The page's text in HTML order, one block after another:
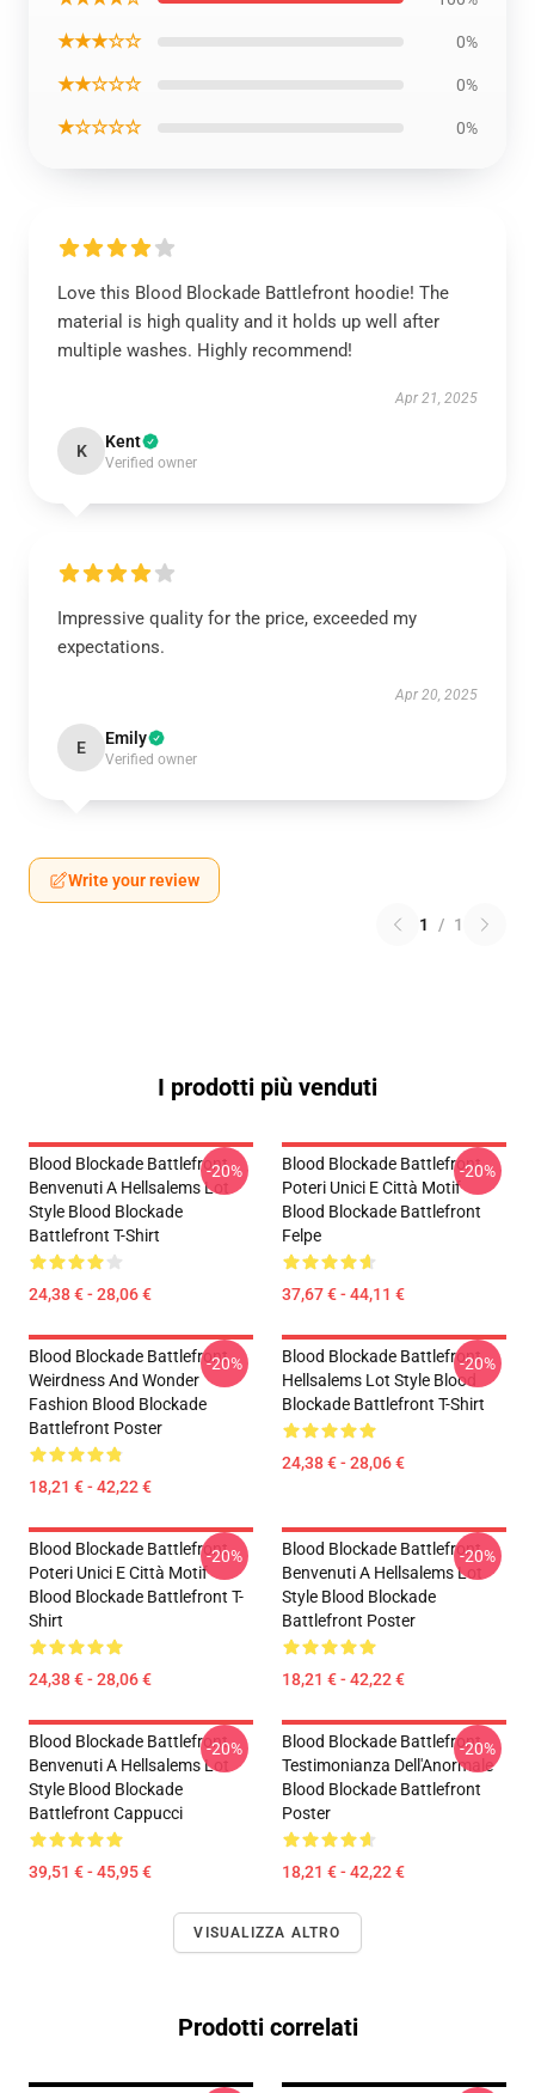
★★★☆☆ 0%
★★☆☆☆ 0%
★☆☆☆☆ 0%
Love this Blood Blockade Battlefront hoodie! The
material is high quality and it holds up well after
multiple washes. Highly recommend!
Apr 21, 2025
K Kent
Verified owner
Impressive quality for the price, exceeded my
expectations.
Apr 20, 2025
E Emily
Verified owner
Write your review
1 / 1
I prodotti più venduti
Blood Blockade Battlefront
Benvenuti A Hellsalems Lot
Style Blood Blockade
Battlefront T-Shirt
24,38 € - 28,06 €
-20%
Blood Blockade Battlefront
Poteri Unici E Città Motif
Blood Blockade Battlefront
Felpe
37,67 € - 44,11 €
-20%
Blood Blockade Battlefront
Weirdness And Wonder
Fashion Blood Blockade
Battlefront Poster
18,21 € - 42,22 €
-20%
Blood Blockade Battlefront
Hellsalems Lot Style Blood
Blockade Battlefront T-Shirt
24,38 € - 28,06 €
-20%
Blood Blockade Battlefront
Poteri Unici E Città Motif
Blood Blockade Battlefront T-
Shirt
24,38 € - 28,06 €
-20%
Blood Blockade Battlefront
Benvenuti A Hellsalems Lot
Style Blood Blockade
Battlefront Poster
18,21 € - 42,22 €
-20%
Blood Blockade Battlefront
Benvenuti A Hellsalems Lot
Style Blood Blockade
Battlefront Cappucci
39,51 € - 45,95 €
-20%
Blood Blockade Battlefront
Testimonianza Dell'Anormale
Blood Blockade Battlefront
Poster
18,21 € - 42,22 €
-20%
VISUALIZZA ALTRO
Prodotti correlati